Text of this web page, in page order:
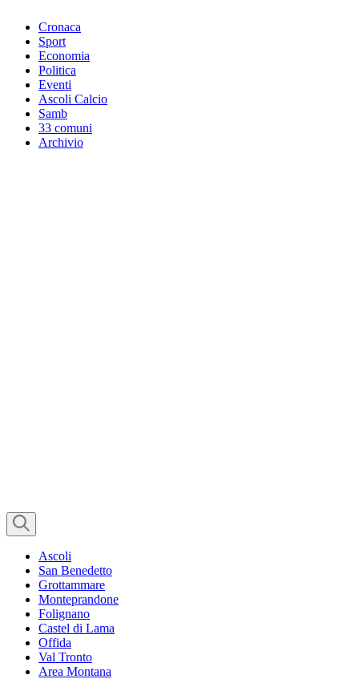
Cronaca
Sport
Economia
Politica
Eventi
Ascoli Calcio
Samb
33 comuni
Archivio
Ascoli
San Benedetto
Grottammare
Monteprandone
Folignano
Castel di Lama
Offida
Val Tronto
Area Montana